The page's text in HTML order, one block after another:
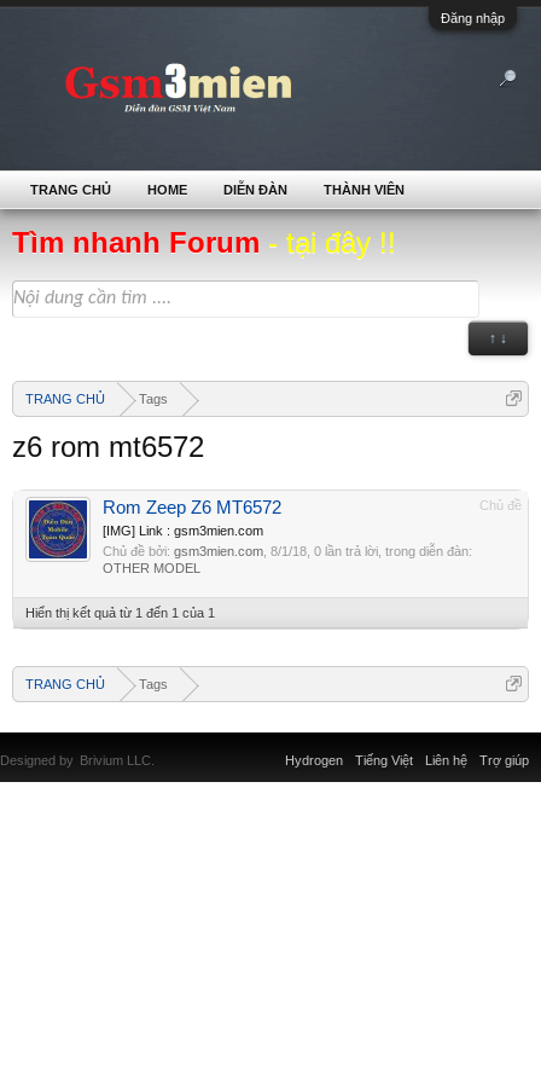
Đăng nhập
Tìm nhanh Forum - tại đây !!
↑ ↓
TRANG CHỦ Tags
z6 rom mt6572
Chủ đề
Rom Zeep Z6 MT6572
[IMG] Link : gsm3mien.com
Chủ đề bởi: gsm3mien.com 8/1/18 , 0 lần trả lời, trong diễn đàn:
OTHER MODEL
Hiển thị kết quả từ 1 đến 1 của 1
TRANG CHỦ Tags
TRANG CHỦ HOME DIỄN ĐÀN THÀNH VIÊN
Liên hệ Trợ giúp
Hydrogen Tiếng Việt
Designed by Brivium LLC.